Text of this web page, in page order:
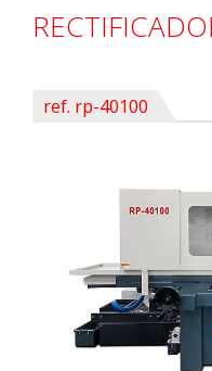
ref. rp-40100